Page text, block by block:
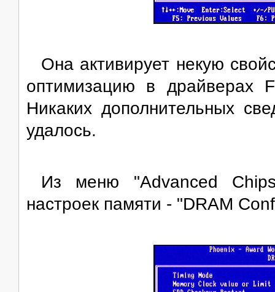
Она активирует некую
оптимизацию в драйверах
Никаких дополнительных
удалось.
Из меню "Advanced
настроек памяти - "DRAM